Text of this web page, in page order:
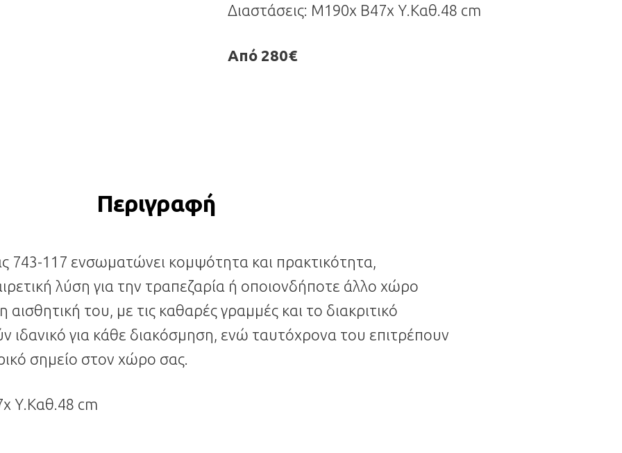
Διαστάσεις: Μ190x Β47x Υ.Καθ.48 cm
Από 280€
Περιγραφή
743-117 ενσωματώνει κομψότητα και πρακτικότητα,
λύση για την τραπεζαρία ή οποιονδήποτε άλλο χώρο
αισθητική του, με τις καθαρές γραμμές και το διακριτικό
ιδανικό για κάθε διακόσμηση, ενώ ταυτόχρονα του επιτρέπουν
σημείο στον χώρο σας.
Υ.Καθ.48 cm